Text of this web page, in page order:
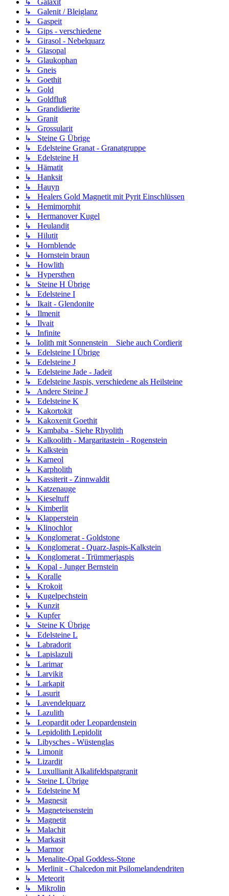
↳ Galenit / Bleiglanz
↳ Gaspeit
↳ Gips - verschiedene
↳ Girasol - Nebelquarz
↳ Glasopal
↳ Glaukophan
↳ Gneis
↳ Goethit
↳ Gold
↳ Goldfluß
↳ Grandidierite
↳ Granit
↳ Grossularit
↳ Steine G Übrige
↳ Edelsteine Granat - Granatgruppe
↳ Edelsteine H
↳ Hämatit
↳ Hanksit
↳ Hauyn
↳ Healers Gold Magnetit mit Pyrit Einschlüssen
↳ Hemimorphit
↳ Hermanover Kugel
↳ Heulandit
↳ Hilutit
↳ Hornblende
↳ Hornstein braun
↳ Howlith
↳ Hypersthen
↳ Steine H Übrige
↳ Edelsteine I
↳ Ikait - Glendonite
↳ Ilmenit
↳ Ilvait
↳ Infinite
↳ Iolith mit Sonnenstein _ Siehe auch Cordierit
↳ Edelsteine I Übrige
↳ Edelsteine J
↳ Edelsteine Jade - Jadeit
↳ Edelsteine Jaspis, verschiedene als Heilsteine
↳ Andere Steine J
↳ Edelsteine K
↳ Kakortokit
↳ Kakoxenit Goethit
↳ Kambaba - Siehe Rhyolith
↳ Kalkoolith - Margaritastein - Rogenstein
↳ Kalkstein
↳ Karneol
↳ Karpholith
↳ Kassiterit - Zinnwaldit
↳ Katzenauge
↳ Kieseltuff
↳ Kimberlit
↳ Klapperstein
↳ Klinochlor
↳ Konglomerat - Goldstone
↳ Konglomerat - Quarz-Jaspis-Kalkstein
↳ Konglomerat - Trümmerjaspis
↳ Kopal - Junger Bernstein
↳ Koralle
↳ Krokoit
↳ Kugelpechstein
↳ Kunzit
↳ Kupfer
↳ Steine K Übrige
↳ Edelsteine L
↳ Labradorit
↳ Lapislazuli
↳ Larimar
↳ Larvikit
↳ Larkapit
↳ Lasurit
↳ Lavendelquarz
↳ Lazulith
↳ Leopardit oder Leopardenstein
↳ Lepidolith Lepidolit
↳ Libysches - Wüstenglas
↳ Limonit
↳ Lizardit
↳ Luxullianit Alkalifeldspatgranit
↳ Steine L Übrige
↳ Edelsteine M
↳ Magnesit
↳ Magneteisenstein
↳ Magnetit
↳ Malachit
↳ Markasit
↳ Marmor
↳ Menalite-Opal Goddess-Stone
↳ Merlinit - Chalcedon mit Psilomelandendriten
↳ Meteorit
↳ Mikrolin